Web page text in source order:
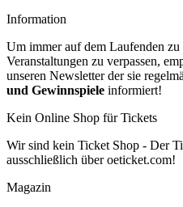
Information
Um immer auf dem Laufenden
Veranstaltungen zu verpassen,
unseren Newsletter der sie
und Gewinnspiele informiert!
Kein Online Shop für Tickets
Wir sind kein Ticket Shop - Der
ausschließlich über oeticket.com!
Magazin